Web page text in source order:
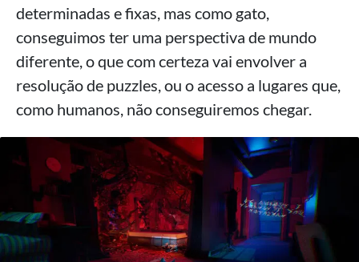
determinadas e fixas, mas como gato,
conseguimos ter uma perspectiva de mundo
diferente, o que com certeza vai envolver a
resolução de puzzles, ou o acesso a lugares que,
como humanos, não conseguiremos chegar.